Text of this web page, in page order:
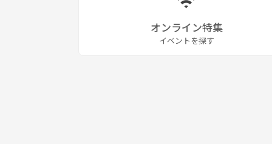
オンライン特集
イベントを探す